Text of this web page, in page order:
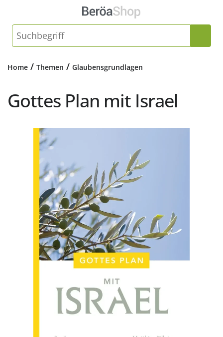
Home / Themen / Glaubensgrundlagen
Gottes Plan mit Israel